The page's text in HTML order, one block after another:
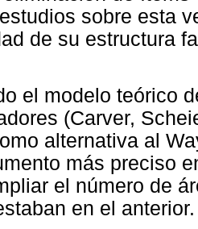
sobre esta
de su estructura
el modelo teórico
(Carver,
alternativa al
más preciso
el número de
en el anterior.